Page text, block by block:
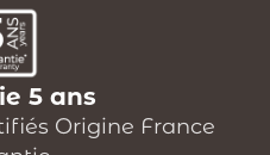
5 ans
Origine France